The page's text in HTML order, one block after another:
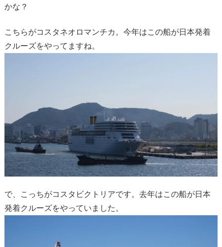
かな？
こちらがコスタネオロマンチカ。今年はこの船が日本発着
クルーズをやってますね。
で、こっちがコスタビクトリアです。去年はこの船が日本
発着クルーズをやっていました。